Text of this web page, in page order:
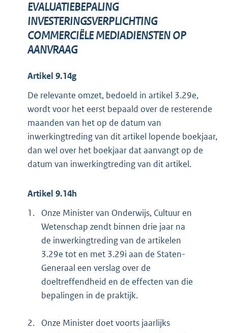
EVALUATIEBEPALING
INVESTERINGSVERPLICHTING
COMMERCIËLE MEDIADIENSTEN OP
AANVRAAG
Artikel 9.14g
De relevante omzet, bedoeld in artikel 3.29e,
wordt voor het eerst bepaald over de resterende
maanden van het op de datum van
inwerkingtreding van dit artikel lopende boekjaar,
dan wel over het boekjaar dat aanvangt op de
datum van inwerkingtreding van dit artikel.
Artikel 9.14h
1.
Onze Minister van Onderwijs, Cultuur en
Wetenschap zendt binnen drie jaar na
de inwerkingtreding van de artikelen
3.29e tot en met 3.29i aan de Staten-
Generaal een verslag over de
doeltreffendheid en de effecten van die
bepalingen in de praktijk.
2.
Onze Minister doet voorts jaarlijks